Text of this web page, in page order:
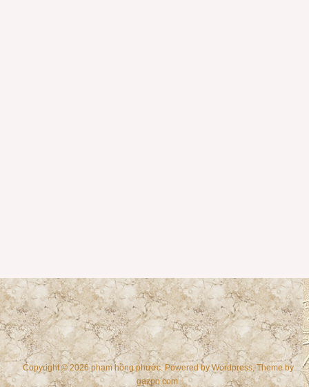
Copyright © 2026 phạm hồng phước. Powered byWordpress, Theme by
gazpo.com.